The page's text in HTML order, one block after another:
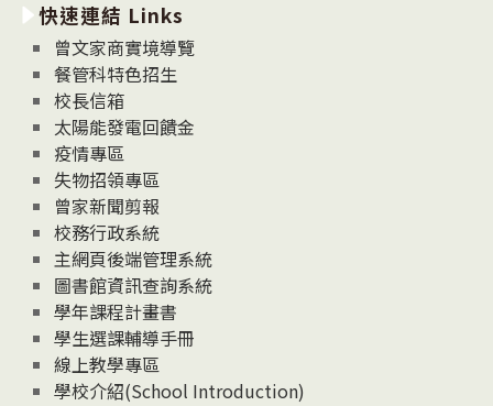
消
息
News
快速連結 Links
曾文家商實境導覽
餐管科特色招生
校長信箱
太陽能發電回饋金
疫情專區
失物招領專區
曾家新聞剪報
校務行政系統
主網頁後端管理系統
圖書館資訊查詢系統
學年課程計畫書
學生選課輔導手冊
線上教學專區
學校介紹(School Introduction)